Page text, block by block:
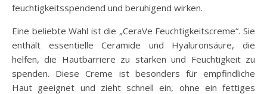
feuchtigkeitsspendend und beruhigend wirken.
Eine beliebte Wahl ist die „CeraVe Feuchtigkeitscreme“. Sie
enthält essentielle Ceramide und Hyaluronsäure, die
helfen, die Hautbarriere zu stärken und Feuchtigkeit zu
spenden. Diese Creme ist besonders für empfindliche
Haut geeignet und zieht schnell ein, ohne ein fettiges